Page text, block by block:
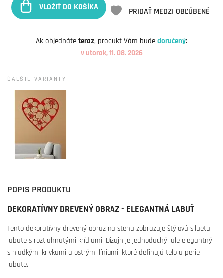
VLOŽIŤ DO KOŠÍKA PRIDAŤ MEDZI OBĽÚBENÉ
Ak objednáte teraz, produkt Vám bude doručený:
v utorok, 11. 08. 2026
ĎALŠIE VARIANTY
POPIS PRODUKTU
DEKORATÍVNY DREVENÝ OBRAZ - ELEGANTNÁ LABUŤ
Tento dekoratívny drevený obraz na stenu zobrazuje štýlovú siluetu
labute s roztiahnutými krídlami. Dizajn je jednoduchý, ale elegantný,
s hladkými krivkami a ostrými líniami, ktoré definujú telo a perie
labute.